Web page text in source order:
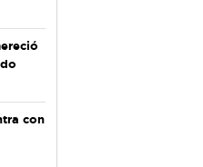
con